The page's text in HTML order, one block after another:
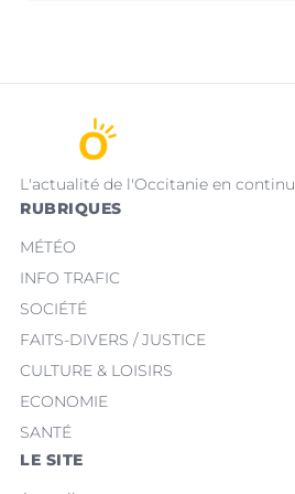
L'actualité de l'Occitanie en continu
RUBRIQUES
MÉTÉO
INFO TRAFIC
SOCIÉTÉ
FAITS-DIVERS / JUSTICE
CULTURE & LOISIRS
ECONOMIE
SANTÉ
LE SITE